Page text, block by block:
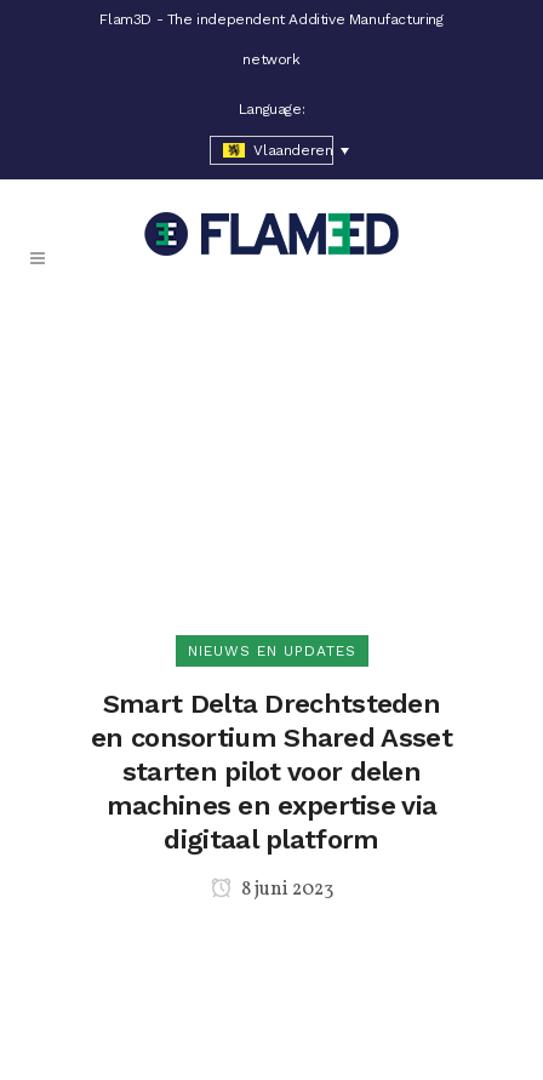
Flam3D - The independent Additive Manufacturing
network
Language:
Vlaanderen
NIEUWS EN UPDATES
Smart Delta Drechtsteden
en consortium Shared Asset
starten pilot voor delen
machines en expertise via
digitaal platform
8 juni 2023